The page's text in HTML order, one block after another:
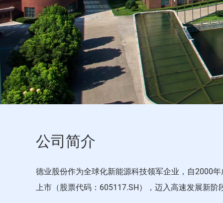
公司简介
德业股份作为全球化新能源科技领军企业，自2000
上市（股票代码：605117.SH），迈入高速发展新